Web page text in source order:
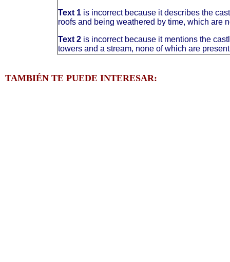
Text 1 is incorrect because it describes the
roofs and being weathered by time, which are
Text 2 is incorrect because it mentions the
towers and a stream, none of which are
TAMBIÉN TE PUEDE INTERESAR: